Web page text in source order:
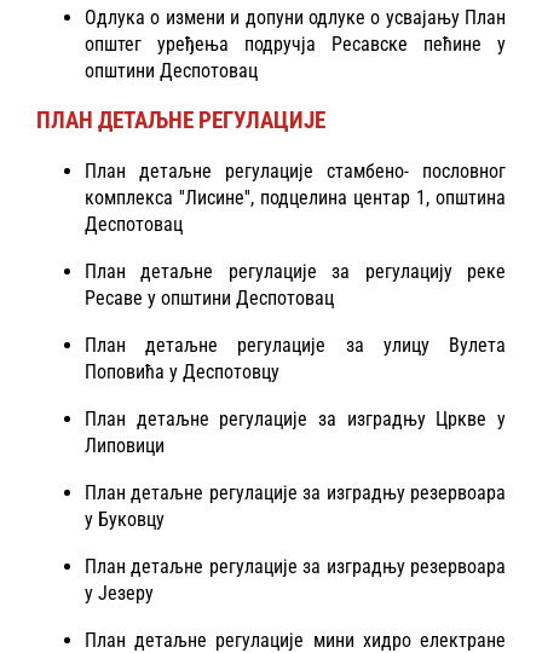
Одлука о измени и допуни одлуке о усвајању План
општег уређења подручја Ресавске пећине у
општини Деспотовац
ПЛАН ДЕТАЉНЕ РЕГУЛАЦИЈЕ
План детаљне регулације стамбено- пословног
комплекса ''Лисине'', подцелина центар 1, општина
Деспотовац
План детаљне регулације за регулацију реке
Ресаве у општини Деспотовац
План детаљне регулације за улицу Вулета
Поповића у Деспотовцу
План детаљне регулације за изградњу Цркве у
Липовици
План детаљне регулације за изградњу резервоара
у Буковцу
План детаљне регулације за изградњу резервоара
у Језеру
План детаљне регулације мини хидро електране